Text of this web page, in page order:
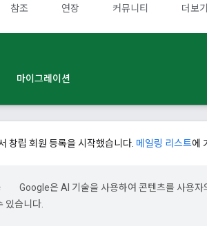
참조 연장 커뮤니티 더보기
마이그레이션
창립 회원 등록을 시작했습니다. 메일링 리스트에
Google은 AI 기술을 사용하여 콘텐츠를 사용자
있습니다.